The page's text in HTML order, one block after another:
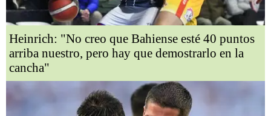
Heinrich: "No creo que Bahiense esté 40 puntos
arriba nuestro, pero hay que demostrarlo en la
cancha"